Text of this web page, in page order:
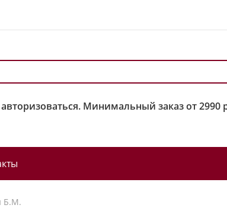
Минимальный заказ от 2990
Б.М.